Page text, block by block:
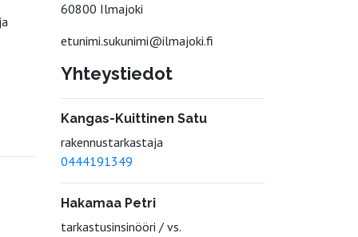
60800 Ilmajoki
etunimi.sukunimi@ilmajoki.fi
Yhteystiedot
Kangas-Kuittinen Satu
rakennustarkastaja
0444191349
Hakamaa Petri
tarkastusinsinööri / vs.